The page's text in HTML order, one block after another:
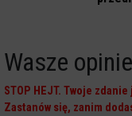
Wasze opinie
STOP HEJT. Twoje
Zastanów się, zanim